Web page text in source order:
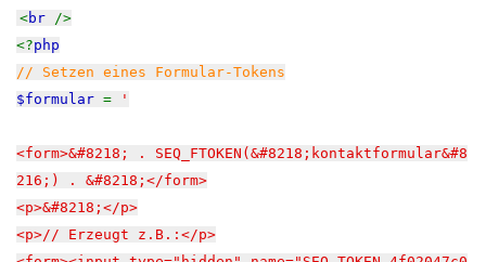
<br />
<?php
// Setzen eines Formular-Tokens
$formular = '
<form>&#8218; . SEQ_FTOKEN(&#8218;kontaktformular&#8
216;) . &#8218;</form>
<p>&#8218;</p>
<p>// Erzeugt z.B.:</p>